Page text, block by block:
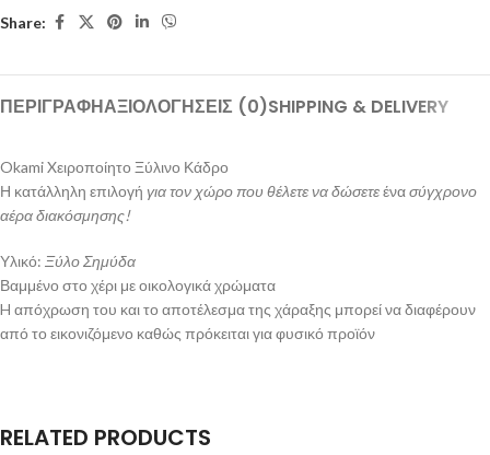
Share:
ΠΕΡΙΓΡΑΦΉΑΞΙΟΛΟΓΉΣΕΙΣ (0)SHIPPING & DELIVERY
Okami Xειροποίητο Ξύλινο Κάδρο
Η κατάλληλη επιλογή για τον χώρο που θέλετε να δώσετεένασύγχρονο
αέρα διακόσμησης!
Υλικό: Ξύλο Σημύδα
Βαμμένο στο χέρι με οικολογικά χρώματα
H απόχρωση του και το αποτέλεσμα της χάραξης μπορεί να διαφέρουν
από το εικονιζόμενο καθώς πρόκειται για φυσικό προϊόν
RELATED PRODUCTS